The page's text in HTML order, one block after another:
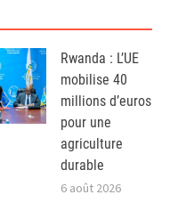
Rwanda : L’UE
mobilise 40
millions d’euros
pour une
agriculture
durable
6 août 2026